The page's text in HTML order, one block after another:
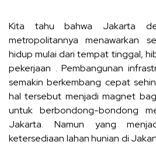
Kita tahu bahwa Jakarta
metropolitannya menawarkan
hidup mulai dari tempat tinggal,
pekerjaan . Pembangunan
semakin berkembang cepat
hal tersebut menjadi magnet
untuk berbondong-bondong
Jakarta. Namun yang
ketersediaan lahan hunian di